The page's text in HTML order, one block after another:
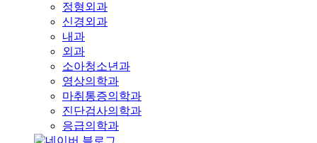
정형외과
신경외과
내과
외과
소아청소년과
영상의학과
마취통증의학과
진단검사의학과
응급의학과